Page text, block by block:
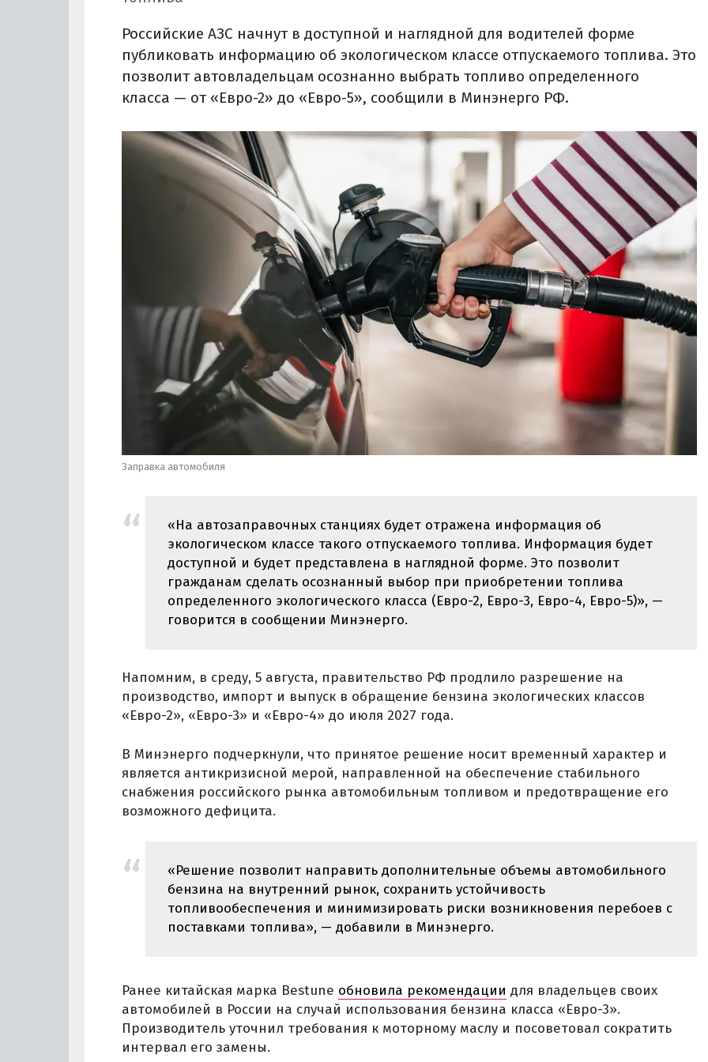
Российские АЗС начнут в доступной и наглядной для водителей форме
публиковать информацию об экологическом классе отпускаемого топлива. Это
позволит автовладельцам осознанно выбрать топливо определенного
класса — от «Евро-2» до «Евро-5», сообщили в Минэнерго РФ.
Заправка автомобиля
«На автозаправочных станциях будет отражена информация об
экологическом классе такого отпускаемого топлива. Информация будет
доступной и будет представлена в наглядной форме. Это позволит
гражданам сделать осознанный выбор при приобретении топлива
определенного экологического класса (Евро-2, Евро-3, Евро-4, Евро-5)», —
говорится в сообщении Минэнерго.
Напомним, в среду, 5 августа, правительство РФ продлило разрешение на
производство, импорт и выпуск в обращение бензина экологических классов
«Евро-2», «Евро-3» и «Евро-4» до июля 2027 года.
В Минэнерго подчеркнули, что принятое решение носит временный характер и
является антикризисной мерой, направленной на обеспечение стабильного
снабжения российского рынка автомобильным топливом и предотвращение его
возможного дефицита.
«Решение позволит направить дополнительные объемы автомобильного
бензина на внутренний рынок, сохранить устойчивость
топливообеспечения и минимизировать риски возникновения перебоев с
поставками топлива», — добавили в Минэнерго.
Ранее китайская марка Bestune обновила рекомендации для владельцев своих
автомобилей в России на случай использования бензина класса «Евро-3».
Производитель уточнил требования к моторному маслу и посоветовал сократить
интервал его замены.